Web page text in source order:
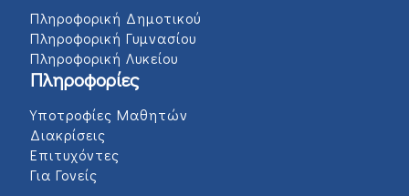
Πληροφορική Δημοτικού
Πληροφορική Γυμνασίου
Πληροφορική Λυκείου
Πληροφορίες
Υποτροφίες Μαθητών
Διακρίσεις
Επιτυχόντες
Για Γονείς